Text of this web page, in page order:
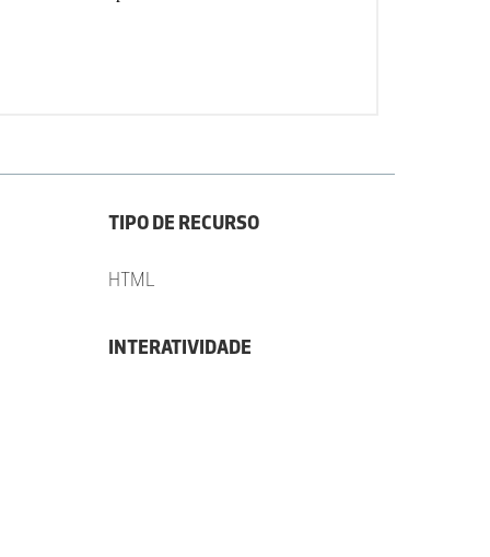
TIPO DE RECURSO
HTML
INTERATIVIDADE